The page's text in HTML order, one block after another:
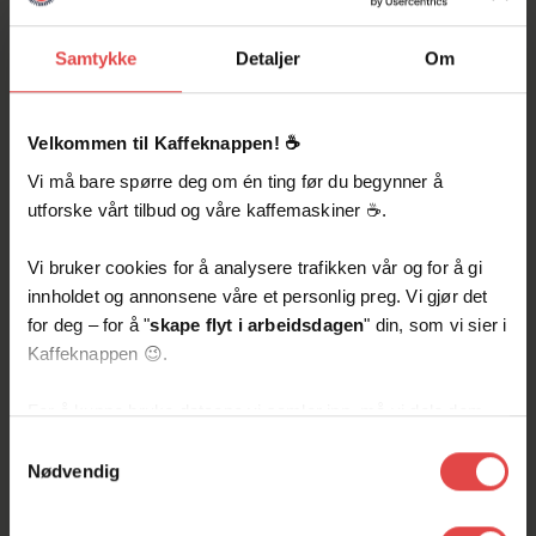
Samtykke Detaljer Om
Velkommen til Kaffeknappen! ☕️
Vi må bare spørre deg om én ting før du begynner å
utforske vårt tilbud og våre kaffemaskiner ☕️.
Vi bruker cookies for å analysere trafikken vår og for å gi
innholdet og annonsene våre et personlig preg. Vi gjør det
for deg – for å "skape flyt i arbeidsdagen" din, som vi sier i
Kaffeknappen 😉.
For å kunne bruke dataene vi samler inn, må vi dele dem
medier, annonsering og analyse. De kan kombinere disse
dataene med annen informasjon du har delt med dem, eller
som de har samlet inn gjennom din bruk av tjenestene
Nødvendig
Schaerer kaffemaskiner
bidrar til å spare energi
Miljø 22 Mar 2023 av